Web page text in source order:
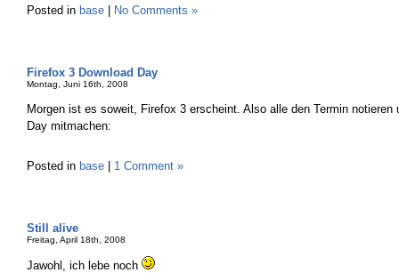
Posted in base No Comments »
Firefox 3 Download Day
Montag, Juni 16th, 2008
Morgen ist es soweit, Firefox 3 erscheint. Also alle den Termin notieren
Day mitmachen:
Posted in base 1 Comment »
Still alive
Freitag, April 18th, 2008
Jawohl, ich lebe noch